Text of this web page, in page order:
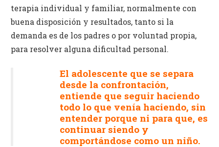
terapia individual y familiar, normalmente con
buena disposición y resultados, tanto si la
demanda es de los padres o por voluntad propia,
para resolver alguna dificultad personal.
El adolescente que se separa
desde la confrontación,
entiende que seguir haciendo
todo lo que venía haciendo, sin
entender porque ni para que, es
continuar siendo y
comportándose como un niño.